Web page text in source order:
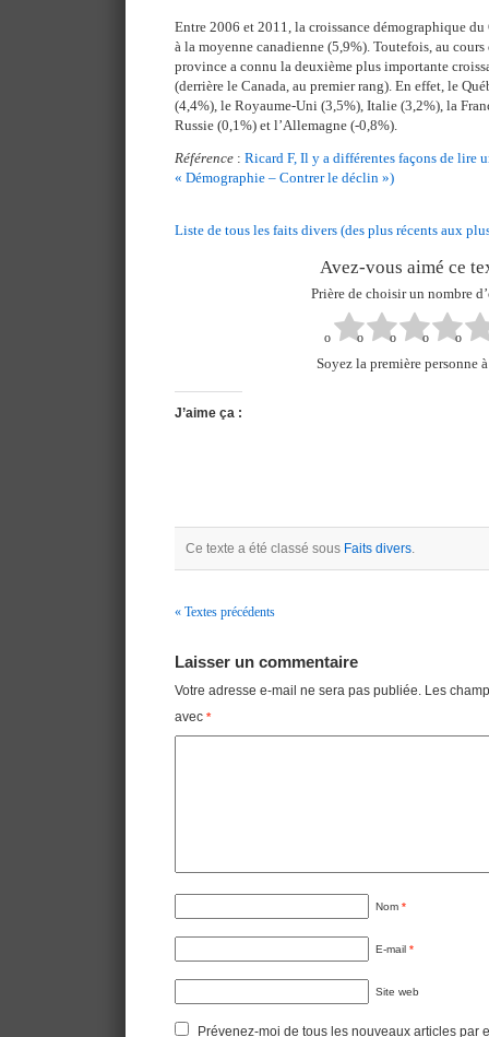
Entre 2006 et 2011, la croissance démographique
à la moyenne canadienne (5,9%). Toutefois, au
province a connu la deuxième plus importante
(derrière le Canada, au premier rang). En effet, le
(4,4%), le Royaume-Uni (3,5%), Italie (3,2%), la
Russie (0,1%) et l’Allemagne (-0,8%).
Référence : Ricard F, Il y a différentes façons de lire
« Démographie – Contrer le déclin »)
Liste de tous les faits divers (des plus récents aux
Avez-vous aimé ce
Prière de choisir un nombre
Soyez la première personne
J’aime ça :
Ce texte a été classé sous Faits divers.
« Textes précédents
Laisser un commentaire
Votre adresse e-mail ne sera pas publiée. Les
avec *
Nom *
E-mail *
Site web
Prévenez-moi de tous les nouveaux articles par